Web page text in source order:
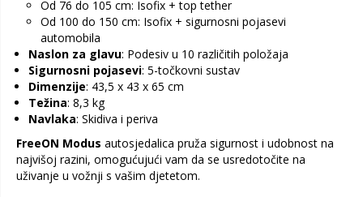
Od 76 do 105 cm: Isofix + top tether
Od 100 do 150 cm: Isofix + sigurnosni pojasevi
automobila
Naslon za glavu: Podesiv u 10 različitih položaja
Sigurnosni pojasevi: 5-točkovni sustav
Dimenzije: 43,5 x 43 x 65 cm
Težina: 8,3 kg
Navlaka: Skidiva i periva
FreeON Modus autosjedalica pruža sigurnost i udobnost na
najvišoj razini, omogućujući vam da se usredotočite na
uživanje u vožnji s vašim djetetom.